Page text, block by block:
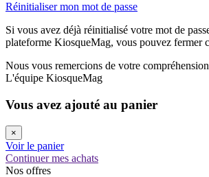
Réinitialiser mon mot de passe
Si vous avez déjà réinitialisé votre mot de
plateforme KiosqueMag, vous pouvez fermer
Nous vous remercions de votre
L'équipe KiosqueMag
Vous avez ajouté au panier
×
Voir le panier
Continuer mes achats
Nos offres